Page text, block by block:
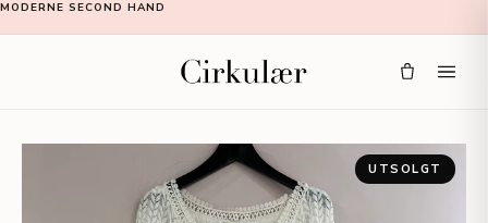
MODERNE SECOND HAND
UTSOLGT